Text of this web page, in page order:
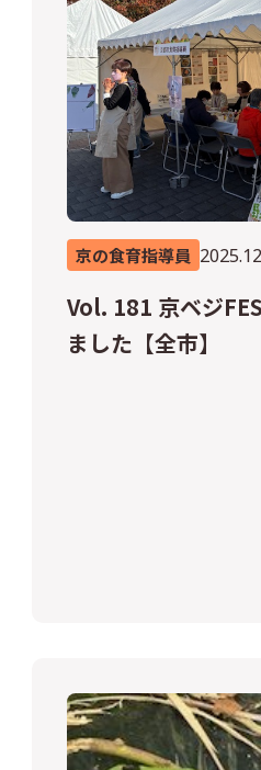
京の食育指導員
Vol. 181 京ベジFESTA2025に参加し
ました【全市】